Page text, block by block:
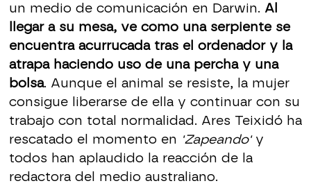
un medio de comunicación en Darwin. Al
llegar a su mesa, ve como una serpiente se
encuentra acurrucada tras el ordenador y la
atrapa haciendo uso de una percha y una
bolsa. Aunque el animal se resiste, la mujer
consigue liberarse de ella y continuar con su
trabajo con total normalidad. Ares Teixidó ha
rescatado el momento en 'Zapeando' y
todos han aplaudido la reacción de la
redactora del medio australiano.